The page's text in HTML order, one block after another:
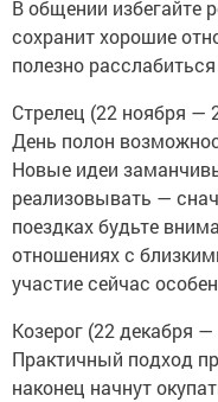
В общении избегайте
сохранит хорошие
полезно
Стрелец (22 ноября —
День полон
Новые идеи
реализовывать —
поездках будьте
отношениях с
участие сейчас
Козерог (22 декабря
Практичный подход
наконец начнут